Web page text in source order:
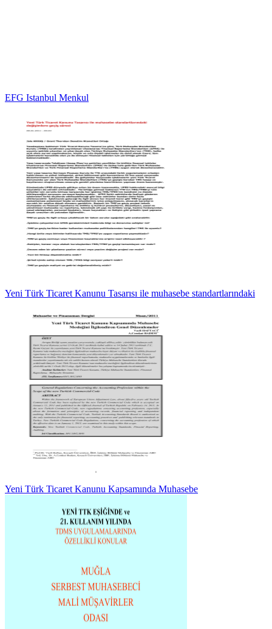
EFG Istanbul Menkul
Yeni Türk Ticaret Kanunu Tasarısı ile muhasebe standartlarındaki
Yeni Türk Ticaret Kanunu Kapsamında Muhasebe